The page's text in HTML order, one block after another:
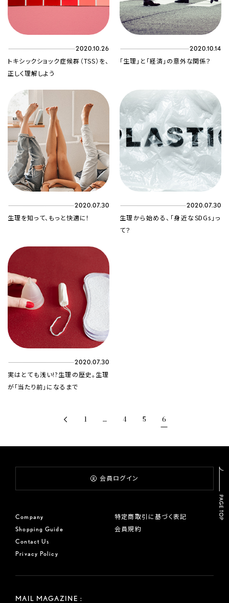
2020.10.26
トキシックショック症候群（TSS）を、
正しく理解しよう
2020.10.14
「生理」と「経済」の意外な関係？
2020.07.30
生理を知って、もっと快適に！
2020.07.30
生理から始める、「身近なSDGs」っ
て？
2020.07.30
実はとても浅い!?生理の歴史。生理
が「当たり前」になるまで
< 1 … 4 5 6
Company
Shopping Guide
Contact Us
Privacy Policy
特定商取引に基づく表記
会員規約
MAIL MAGAZINE :
会員ログイン